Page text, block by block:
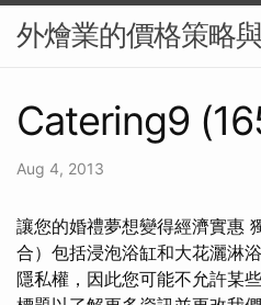
外燴業的價格策略
Catering9
Aug 4, 2013
讓您的婚禮夢想變得經濟實惠
合）包括浸泡浴缸和大花灑淋
隱私權，因此您可能不允許某